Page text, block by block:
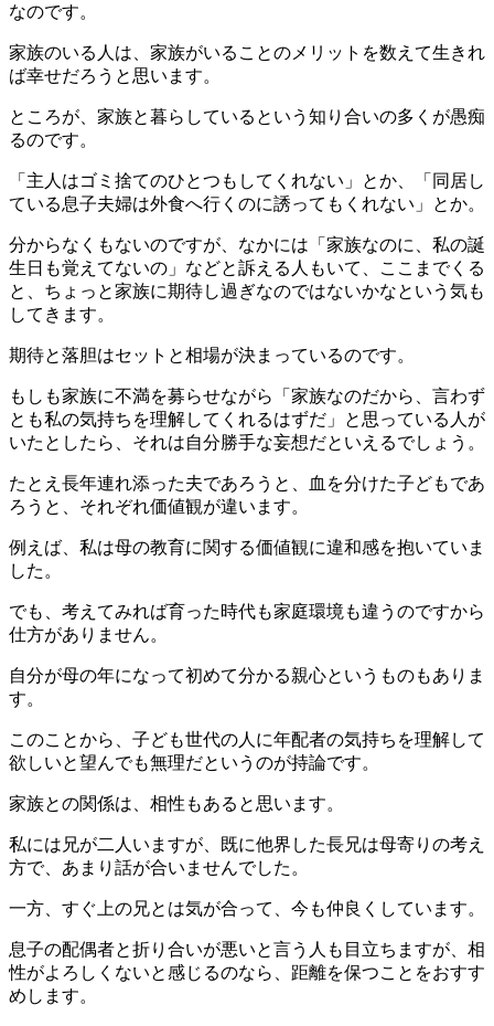
なのです。
家族のいる人は、家族がいることのメリットを数えて生きれ
ば幸せだろうと思います。
ところが、家族と暮らしているという知り合いの多くが愚痴
るのです。
「主人はゴミ捨てのひとつもしてくれない」とか、「同居し
ている息子夫婦は外食へ行くのに誘ってもくれない」とか。
分からなくもないのですが、なかには「家族なのに、私の誕
生日も覚えてないの」などと訴える人もいて、ここまでくる
と、ちょっと家族に期待し過ぎなのではないかなという気も
してきます。
期待と落胆はセットと相場が決まっているのです。
もしも家族に不満を募らせながら「家族なのだから、言わず
とも私の気持ちを理解してくれるはずだ」と思っている人が
いたとしたら、それは自分勝手な妄想だといえるでしょう。
たとえ長年連れ添った夫であろうと、血を分けた子どもであ
ろうと、それぞれ価値観が違います。
例えば、私は母の教育に関する価値観に違和感を抱いていま
した。
でも、考えてみれば育った時代も家庭環境も違うのですから
仕方がありません。
自分が母の年になって初めて分かる親心というものもありま
す。
このことから、子ども世代の人に年配者の気持ちを理解して
欲しいと望んでも無理だというのが持論です。
家族との関係は、相性もあると思います。
私には兄が二人いますが、既に他界した長兄は母寄りの考え
方で、あまり話が合いませんでした。
一方、すぐ上の兄とは気が合って、今も仲良くしています。
息子の配偶者と折り合いが悪いと言う人も目立ちますが、相
性がよろしくないと感じるのなら、距離を保つことをおすす
めします。